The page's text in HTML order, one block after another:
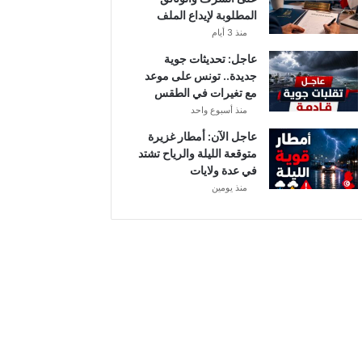
أ
ب
ل
إ
ي
ق
ي
ا
المطلوبة لإيداع الملف
منذ 3 أيام
عاجل: تحديثات جوية
جديدة.. تونس على موعد
مع تغيرات في الطقس
منذ أسبوع واحد
عاجل الآن: أمطار غزيرة
متوقعة الليلة والرياح تشتد
في عدة ولايات
منذ يومين